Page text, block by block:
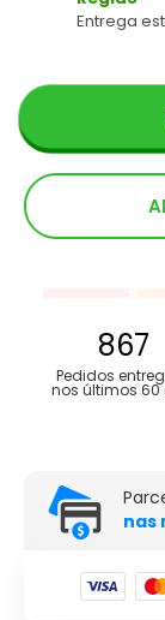
Entrega
867
Pedidos
nos últimos 60
nas